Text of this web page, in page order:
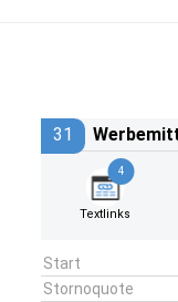
31
4
Textlinks
Start
Stornoquote